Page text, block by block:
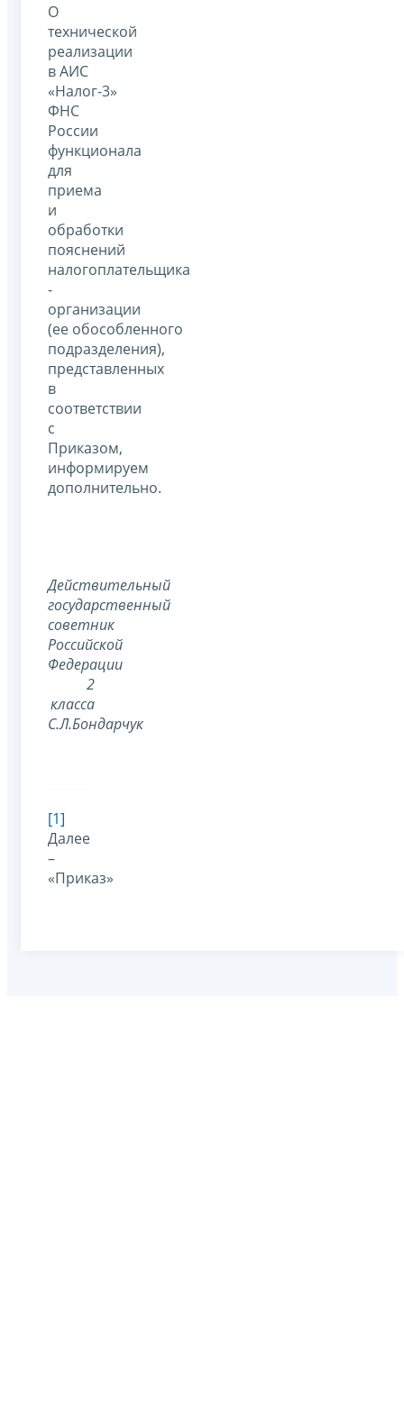
О
технической
реализации
в АИС
«Налог-3»
ФНС
России
функционала
для
приема
и
обработки
пояснений
налогоплательщика
-
организации
(ее обособленного
подразделения),
представленных
в
соответствии
с
Приказом,
информируем
дополнительно.
Действительный
государственный
советник
Российской
Федерации
2
класса
С.Л.Бондарчук
[1]
Далее
–
«Приказ»